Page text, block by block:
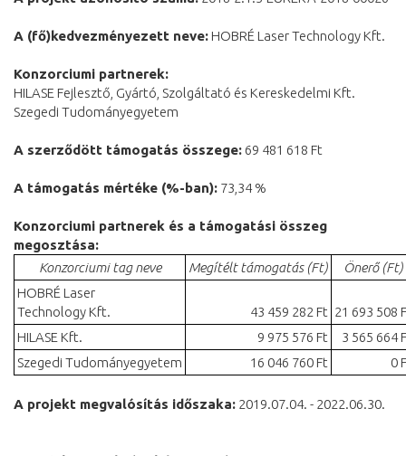
A (fő)kedvezményezett neve: HOBRÉ Laser Technology Kft.
Konzorciumi partnerek:
HILASE Fejlesztő, Gyártó, Szolgáltató és Kereskedelmi Kft.
Szegedi Tudományegyetem
A szerződött támogatás összege: 69 481 618 Ft
A támogatás mértéke (%-ban): 73,34 %
Konzorciumi partnerek és a támogatási összeg
megosztása:
Konzorciumi tag neve
Megítélt támogatás (Ft)
Önerő (Ft)
HOBRÉ Laser
Technology Kft.
43 459 282 Ft 21 693 508
HILASE Kft.
9 975 576 Ft
3 565 664
Szegedi Tudományegyetem
16 046 760 Ft 0
A projekt megvalósítás időszaka: 2019.07.04. - 2022.06.30.